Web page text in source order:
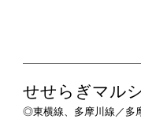
せせらぎマル
◎東横線、多摩川線／多